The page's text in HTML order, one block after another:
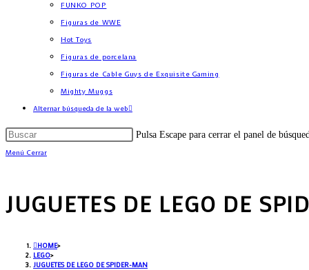
FUNKO POP
Figuras de WWE
Hot Toys
Figuras de porcelana
Figuras de Cable Guys de Exquisite Gaming
Mighty Muggs
Alternar búsqueda de la web
Pulsa Escape para cerrar el panel de
Menú Cerrar
JUGUETES DE LEGO DE
HOME>
LEGO>
JUGUETES DE LEGO DE SPIDER-MAN